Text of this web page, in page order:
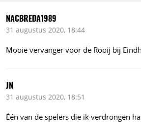
NACBREDA1989
31 augustus 2020, 18:44
Mooie vervanger voor de Rooij bij
JN
31 augustus 2020, 18:51
Één van de spelers die ik verdrongen